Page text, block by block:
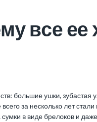
все ее
большие ушки, зубастая
за несколько лет
в виде брелоков и